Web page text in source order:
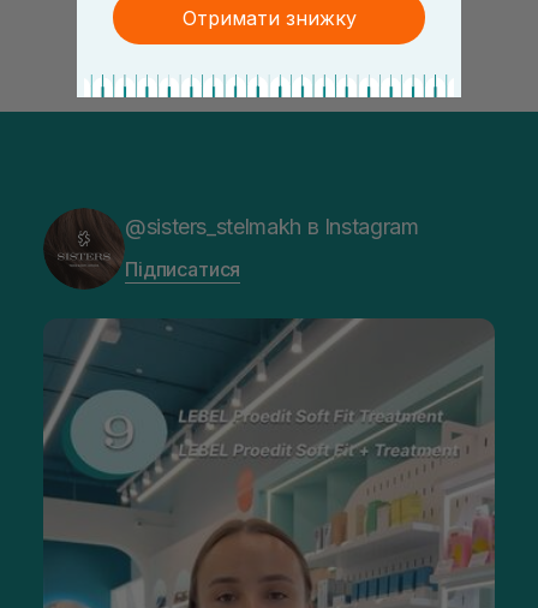
@sisters_stelmakh в Instagram
Підписатися
Отримати знижку